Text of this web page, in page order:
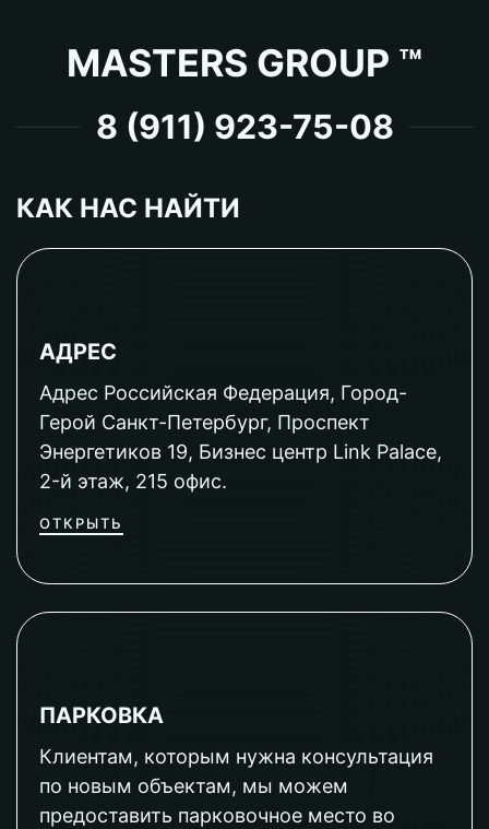
MASTERS GROUP ™
8 (911) 923-75-08
КАК НАС НАЙТИ
АДРЕС
Адрес Российская Федерация, Город-
Герой Санкт-Петербург, Проспект
Энергетиков 19, Бизнес центр Link Palace,
2-й этаж, 215 офис.
ОТКРЫТЬ
ПАРКОВКА
Клиентам, которым нужна консультация
по новым объектам, мы можем
предоставить парковочное место во